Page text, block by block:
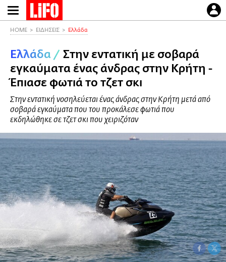
Παράκαμψη
προς
περιεχόμενο
HOME ΕΙΔΗΣΕΙΣ Ελλάδα
Ελλάδα / Στην εντατική με σοβαρά
εγκαύματα ένας άνδρας στην Κρήτη -
Έπιασε φωτιά το τζετ σκι
Στην εντατική νοσηλεύεται ένας άνδρας στην Κρήτη μετά από
σοβαρά εγκαύματα που του προκάλεσε φωτιά που
εκδηλώθηκε σε τζετ σκι που χειριζόταν